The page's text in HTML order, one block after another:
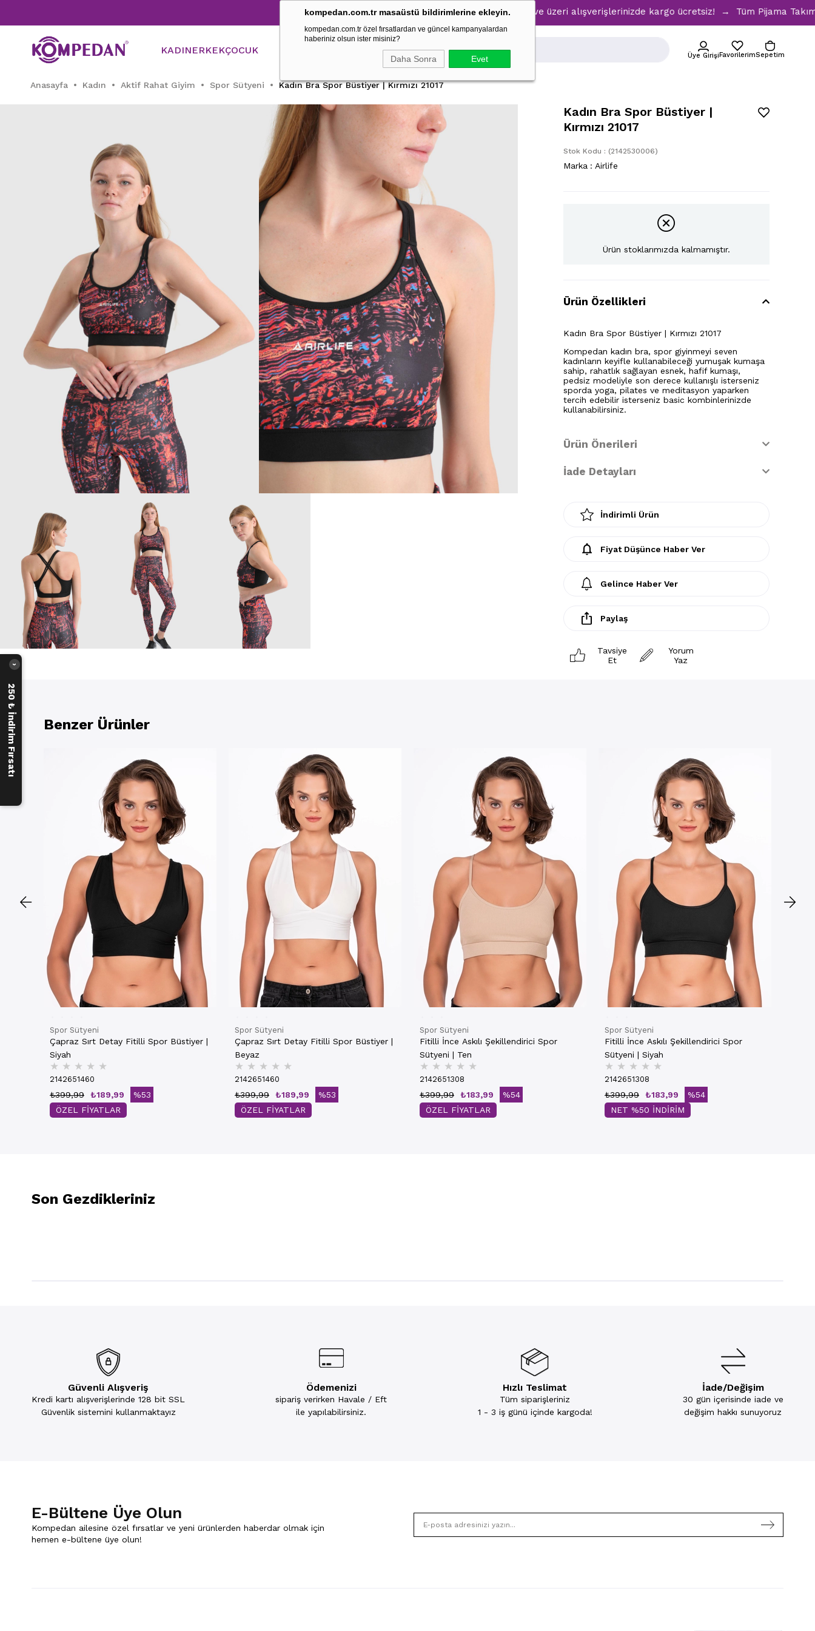
kompedan.com.tr masaüstü bildirimlerine ekleyin.
kompedan.com.tr özel fırsatlardan ve güncel kampanyalardan
haberiniz olsun ister misiniz?
Daha Sonra Evet
Tüm Pijama Takımlarında %30 İndirim → 1500 TL ve üzeri alışverişlerinizde kargo ücretsiz! → Tüm Pijama
KADINERKEKÇOCUK Üye GirişiFavorilerimSepetim
Anasayfa Kadın Aktif Rahat Giyim Spor Sütyeni Kadın Bra Spor Büstiyer | Kırmızı 21017
Kadın Bra Spor Büstiyer |
Kırmızı 21017
Stok Kodu (2142530006)
Marka : Airlife
Ürün stoklarımızda kalmamıştır.
Ürün Özellikleri
Kadın Bra Spor Büstiyer | Kırmızı 21017
Kompedan kadın bra, spor giyinmeyi seven
kadınların keyifle kullanabileceği yumuşak kumaşa
sahip, rahatlık sağlayan esnek, hafif kumaşı,
pedsiz modeliyle son derece kullanışlı isterseniz
sporda yoga, pilates ve meditasyon yaparken
tercih edebilir isterseniz basic kombinlerinizde
kullanabilirsiniz.
Ürün Önerileri
İade Detayları
İndirimli Ürün
Fiyat Düşünce Haber Ver
Gelince Haber Ver
Paylaş
Tavsiye
Et
Yorum
Yaz
Benzer Ürünler
Spor Sütyeni
Çapraz Sırt Detay Fitilli Spor Büstiyer |
Siyah
★ ★ ★ ★ ★
2142651460
₺189,99
₺399,99
%53
ÖZEL FİYATLAR
Spor Sütyeni
Çapraz Sırt Detay Fitilli Spor Büstiyer |
Beyaz
★ ★ ★ ★ ★
2142651460
₺189,99
₺399,99
%53
ÖZEL FİYATLAR
Spor Sütyeni
Fitilli İnce Askılı Şekillendirici Spor
Sütyeni | Ten
★ ★ ★ ★ ★
2142651308
₺183,99
₺399,99
%54
ÖZEL FİYATLAR
Spor Sütyeni
Fitilli İnce Askılı Şekillendirici Spor
Sütyeni | Siyah
★ ★ ★ ★ ★
2142651308
₺183,99
₺399,99
%54
NET %50 İNDİRİM
Son Gezdikleriniz
Güvenli Alışveriş
Kredi kartı alışverişlerinde 128 bit SSL
Güvenlik sistemini kullanmaktayız
Ödemenizi
sipariş verirken Havale / Eft
ile yapılabilirsiniz.
Hızlı Teslimat
Tüm siparişleriniz
1 - 3 iş günü içinde kargoda!
İade/Değişim
30 gün içerisinde iade ve
değişim hakkı sunuyoruz
E-Bültene Üye Olun
Kompedan ailesine özel fırsatlar ve yeni ürünlerden haberdar olmak için
hemen e-bültene üye olun!
250 ₺ İndirim Fırsatı
›